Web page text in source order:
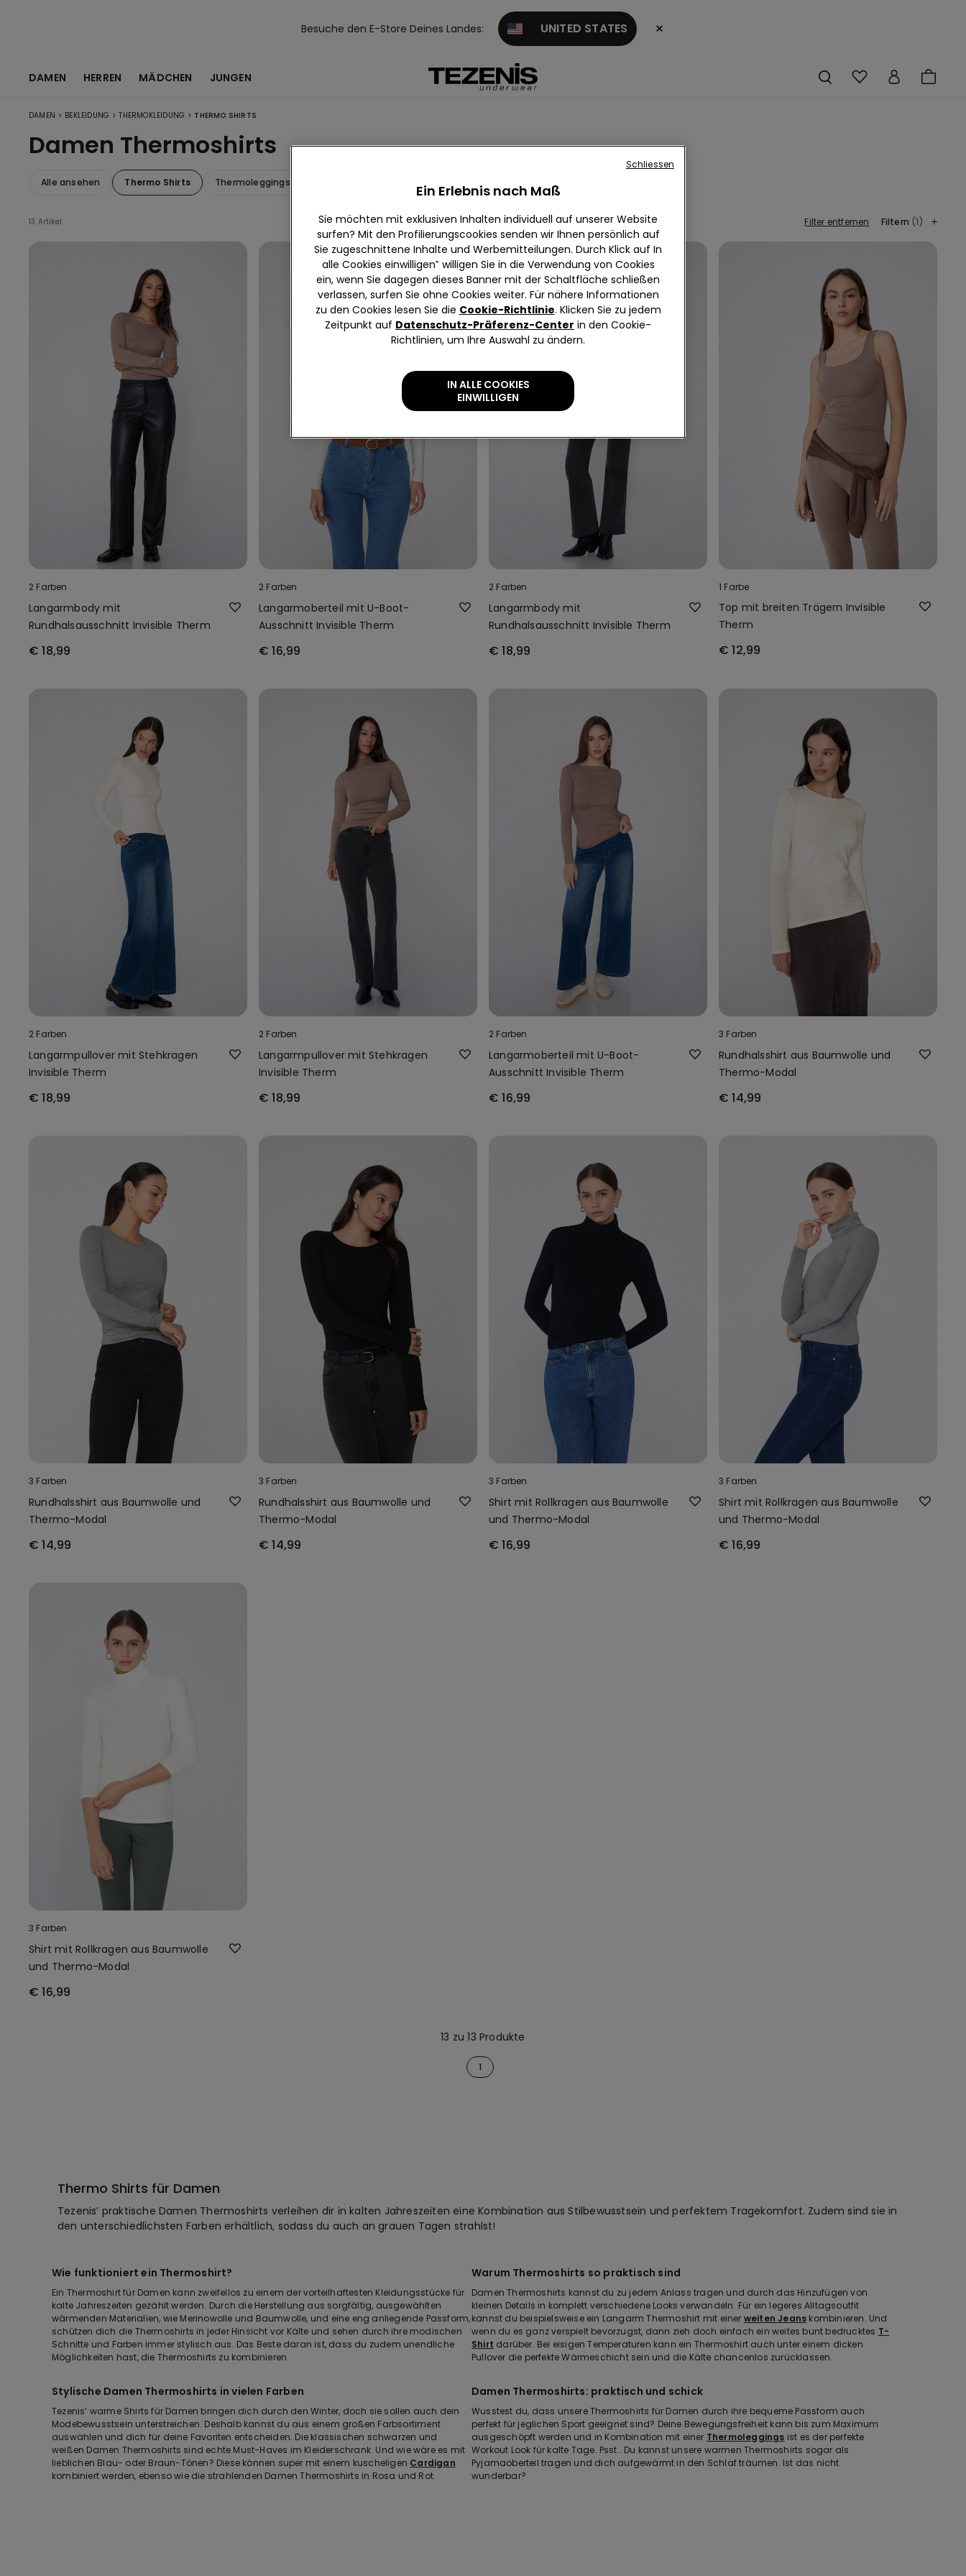
Besuche den E-Store Deines Landes: UNITED STATES ×
DAMEN HERREN MÄDCHEN JUNGEN
DAMEN > BEKLEIDUNG > THERMOKLEIDUNG > THERMO SHIRTS
Damen Thermoshirts
Alle ansehen Thermo Shirts Thermoleggings
13 Artikel Filter entfernen Filtern (1)
2 Farben
Langarmbody mit
Rundhalsausschnitt Invisible Therm
€ 18,99
2 Farben
Langarmoberteil mit U-Boot-
Ausschnitt Invisible Therm
€ 16,99
2 Farben
Langarmbody mit
Rundhalsausschnitt Invisible Therm
€ 18,99
1 Farbe
Top mit breiten Trägern Invisible
Therm
€ 12,99
2 Farben
Langarmpullover mit Stehkragen
Invisible Therm
€ 18,99
2 Farben
Langarmpullover mit Stehkragen
Invisible Therm
€ 18,99
2 Farben
Langarmoberteil mit U-Boot-
Ausschnitt Invisible Therm
€ 16,99
3 Farben
Rundhalsshirt aus Baumwolle und
Thermo-Modal
€ 14,99
3 Farben
Rundhalsshirt aus Baumwolle und
Thermo-Modal
€ 14,99
3 Farben
Rundhalsshirt aus Baumwolle und
Thermo-Modal
€ 14,99
3 Farben
Shirt mit Rollkragen aus Baumwolle
und Thermo-Modal
€ 16,99
3 Farben
Shirt mit Rollkragen aus Baumwolle
und Thermo-Modal
€ 16,99
3 Farben
Shirt mit Rollkragen aus Baumwolle
und Thermo-Modal
€ 16,99
13 zu 13 Produkte
1
Thermo Shirts für Damen
Tezenis’ praktische Damen Thermoshirts verleihen dir in kalten Jahreszeiten eine Kombination aus Stilbewusstsein und perfektem Tragekomfort. Zudem sind sie in
den unterschiedlichsten Farben erhältlich, sodass du auch an grauen Tagen strahlst!
Wie funktioniert ein Thermoshirt?
Ein Thermoshirt für Damen kann zweifellos zu einem der vorteilhaftesten Kleidungsstücke für
kalte Jahreszeiten gezählt werden. Durch die Herstellung aus sorgfältig, ausgewählten
wärmenden Materialien, wie Merinowolle und Baumwolle, und eine eng anliegende Passform,
schützen dich die Thermoshirts in jeder Hinsicht vor Kälte und sehen durch ihre modischen
Schnitte und Farben immer stylisch aus. Das Beste daran ist, dass du zudem unendliche
Möglichkeiten hast, die Thermoshirts zu kombinieren.
Warum Thermoshirts so praktisch sind
Damen Thermoshirts kannst du zu jedem Anlass tragen und durch das Hinzufügen von
kleinen Details in komplett verschiedene Looks verwandeln. Für ein legeres Alltagsoutfit
kannst du beispielsweise ein Langarm Thermoshirt mit einer weiten Jeans kombinieren. Und
wenn du es ganz verspielt bevorzugst, dann zieh doch einfach ein weites bunt bedrucktes T-
Shirt darüber. Bei eisigen Temperaturen kann ein Thermoshirt auch unter einem dicken
Pullover die perfekte Wärmeschicht sein und die Kälte chancenlos zurücklassen.
Stylische Damen Thermoshirts in vielen Farben
Tezenis’ warme Shirts für Damen bringen dich durch den Winter, doch sie sollen auch dein
Modebewusstsein unterstreichen. Deshalb kannst du aus einem großen Farbsortiment
auswählen und dich für deine Favoriten entscheiden. Die klassischen schwarzen und
weißen Damen Thermoshirts sind echte Must-Haves im Kleiderschrank. Und wie wäre es mit
lieblichen Blau- oder Braun-Tönen? Diese können super mit einem kuscheligen Cardigan
kombiniert werden, ebenso wie die strahlenden Damen Thermoshirts in Rosa und Rot.
Damen Thermoshirts: praktisch und schick
Wusstest du, dass unsere Thermoshirts für Damen durch ihre bequeme Passform auch
perfekt für jeglichen Sport geeignet sind? Deine Bewegungsfreiheit kann bis zum Maximum
ausgeschöpft werden und in Kombination mit einer Thermoleggings ist es der perfekte
Workout Look für kalte Tage. Psst.. Du kannst unsere warmen Thermoshirts sogar als
Pyjamaoberteil tragen und dich aufgewärmt in den Schlaf träumen. Ist das nicht
wunderbar?
Ein Erlebnis nach Maß
Sie möchten mit exklusiven Inhalten individuell auf unserer Website
surfen? Mit den Profilierungscookies senden wir Ihnen persönlich auf
Sie zugeschnittene Inhalte und Werbemitteilungen. Durch Klick auf In
alle Cookies einwilligen‟ willigen Sie in die Verwendung von Cookies
ein, wenn Sie dagegen dieses Banner mit der Schaltfläche schließen
verlassen, surfen Sie ohne Cookies weiter. Für nähere Informationen
zu den Cookies lesen Sie die Cookie-Richtlinie. Klicken Sie zu jedem
Zeitpunkt auf Datenschutz-Präferenz-Center in den Cookie-
Richtlinien, um Ihre Auswahl zu ändern.
IN ALLE COOKIES
EINWILLIGEN
Schliessen